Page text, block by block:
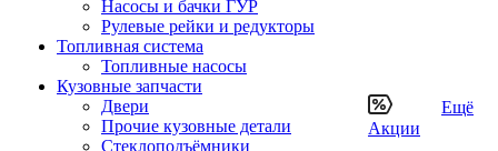
Насосы и бачки ГУР
Рулевые рейки и редукторы
Топливная система
Топливные насосы
Кузовные запчасти
Двери
Прочие кузовные детали
Стеклоподъёмники
Акции
Ещё